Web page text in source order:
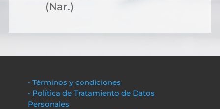
(Nar.)
• Términos y condiciones
• Política de Tratamiento de Datos
Personales